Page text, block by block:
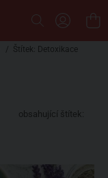
/ Štítek: Detoxikace
obsahující štítek: